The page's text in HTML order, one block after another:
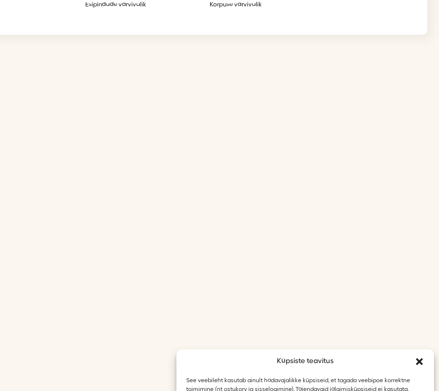
Küpsiste teavitus
See veebileht kasutab ainult hädavajalikke küpsiseid, et tagada veebipoe korrektne
toimimine (nt ostukorv ja sisselogimine). Täiendavaid jälgimisküpsiseid ei kasutata.
Esipindade värvivalik Korpuse värvivalik